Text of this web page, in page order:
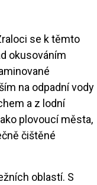
se k těmto
okusováním
na odpadní vody
a z lodní
plovoucí města,
čištěné
oblastí. S